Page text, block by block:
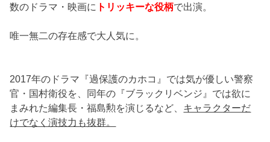
数のドラマ・映画に トリッキーな役柄で出演。
唯一無二の存在感で大人気に。
2017年のドラマ『過保護のカホコ』では気が優しい警察
官・国村衛役を、同年の『ブラックリベンジ』では欲に
まみれた編集長・福島勲を演じるなど、 キャラクターだ
けでなく演技力も抜群。